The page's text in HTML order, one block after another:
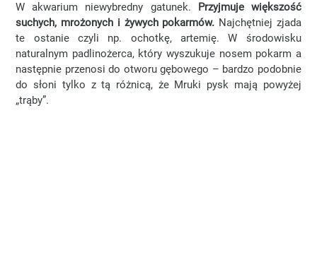
W akwarium niewybredny gatunek. Przyjmuje większość
suchych, mrożonych i żywych pokarmów. Najchętniej zjada
te ostanie czyli np. ochotkę, artemię. W środowisku
naturalnym padlinożerca, który wyszukuje nosem pokarm a
następnie przenosi do otworu gębowego – bardzo podobnie
do słoni tylko z tą różnicą, że Mruki pysk mają powyżej
„trąby”.